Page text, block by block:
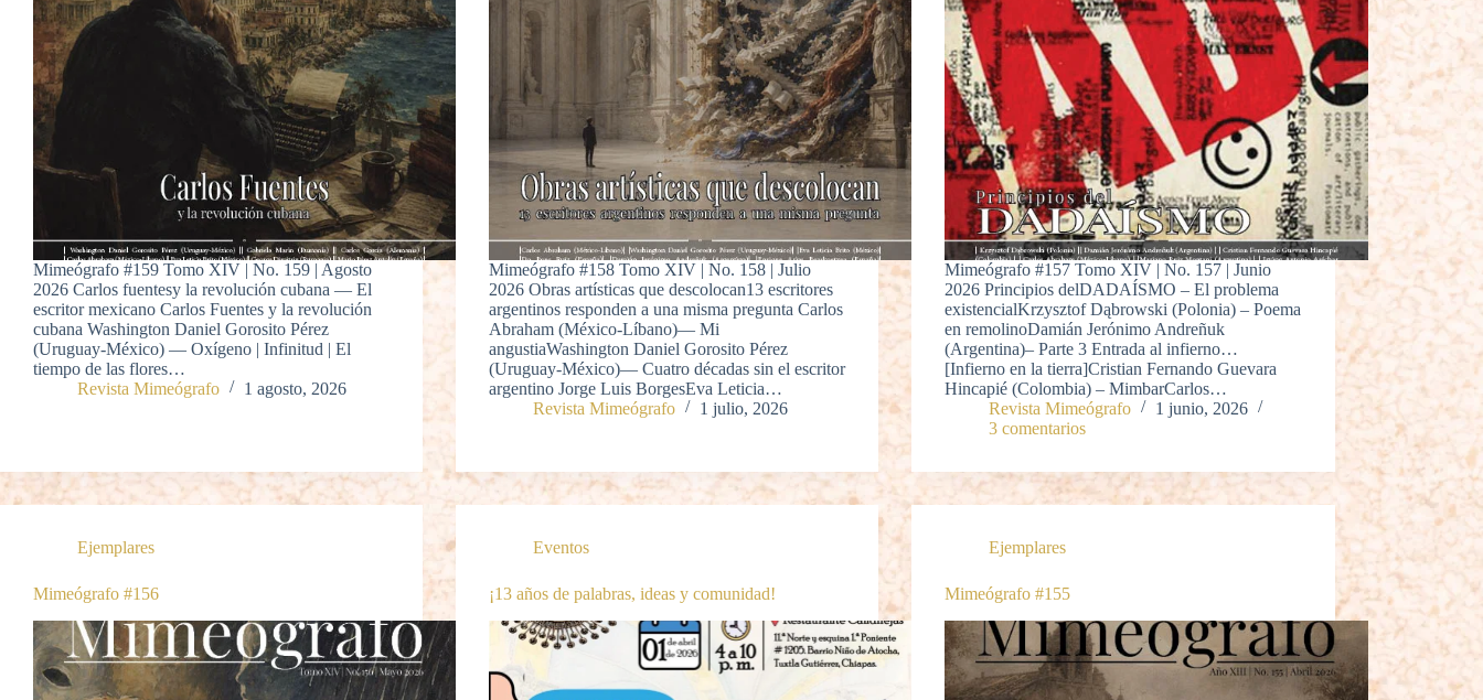
Mimeógrafo #159 Tomo XIV | No. 159 | Agosto
2026 Carlos fuentesy la revolución cubana — El
escritor mexicano Carlos Fuentes y la revolución
cubana Washington Daniel Gorosito Pérez
(Uruguay-México) — Oxígeno | Infinitud | El
tiempo de las flores…
Revista Mimeógrafo
1 agosto, 2026
Mimeógrafo #158 Tomo XIV | No. 158 | Julio
2026 Obras artísticas que descolocan13 escritores
argentinos responden a una misma pregunta Carlos
Abraham (México-Líbano)— Mi
angustiaWashington Daniel Gorosito Pérez
(Uruguay-México)— Cuatro décadas sin el escritor
argentino Jorge Luis BorgesEva Leticia…
Revista Mimeógrafo
1 julio, 2026
Mimeógrafo #157 Tomo XIV | No. 157 | Junio
2026 Principios delDADAÍSMO – El problema
existencialKrzysztof Dąbrowski (Polonia) – Poema
en remolinoDamián Jerónimo Andreñuk
(Argentina)– Parte 3 Entrada al infierno…
[Infierno en la tierra]Cristian Fernando Guevara
Hincapié (Colombia) – MimbarCarlos…
Revista Mimeógrafo
1 junio, 2026
3 comentarios
Ejemplares
Mimeógrafo #156
Eventos
¡13 años de palabras, ideas y comunidad!
Ejemplares
Mimeógrafo #155